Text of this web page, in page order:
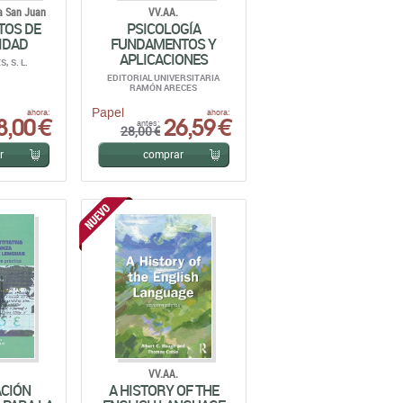
ahora:
€
RAMÓN ARECES
Papel
antes:
28,00 € 26,59 €
comprar
LA
Y EL
DE
EN
VV.AA.
A HISTORY OF THE
ENGLISH LANGUAGE
ROUTLEDGE